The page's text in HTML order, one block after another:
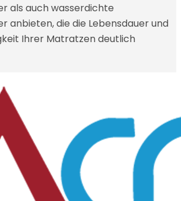
als auch wasserdichte
anbieten, die die Lebensdauer und
Ihrer Matratzen deutlich